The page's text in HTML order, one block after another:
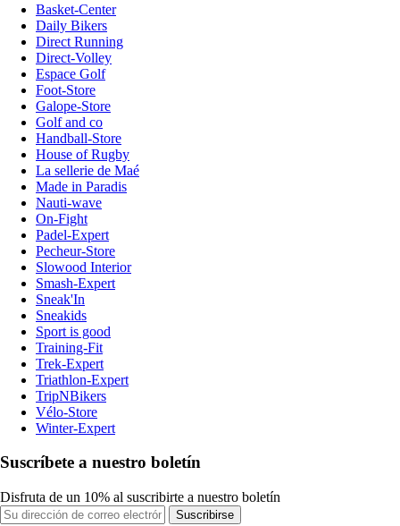
Basket-Center
Daily Bikers
Direct Running
Direct-Volley
Espace Golf
Foot-Store
Galope-Store
Golf and co
Handball-Store
House of Rugby
La sellerie de Maé
Made in Paradis
Nauti-wave
On-Fight
Padel-Expert
Pecheur-Store
Slowood Interior
Smash-Expert
Sneak'In
Sneakids
Sport is good
Training-Fit
Trek-Expert
Triathlon-Expert
TripNBikers
Vélo-Store
Winter-Expert
Suscríbete a nuestro boletín
Disfruta de un 10% al suscribirte a nuestro boletín
Suscribirse